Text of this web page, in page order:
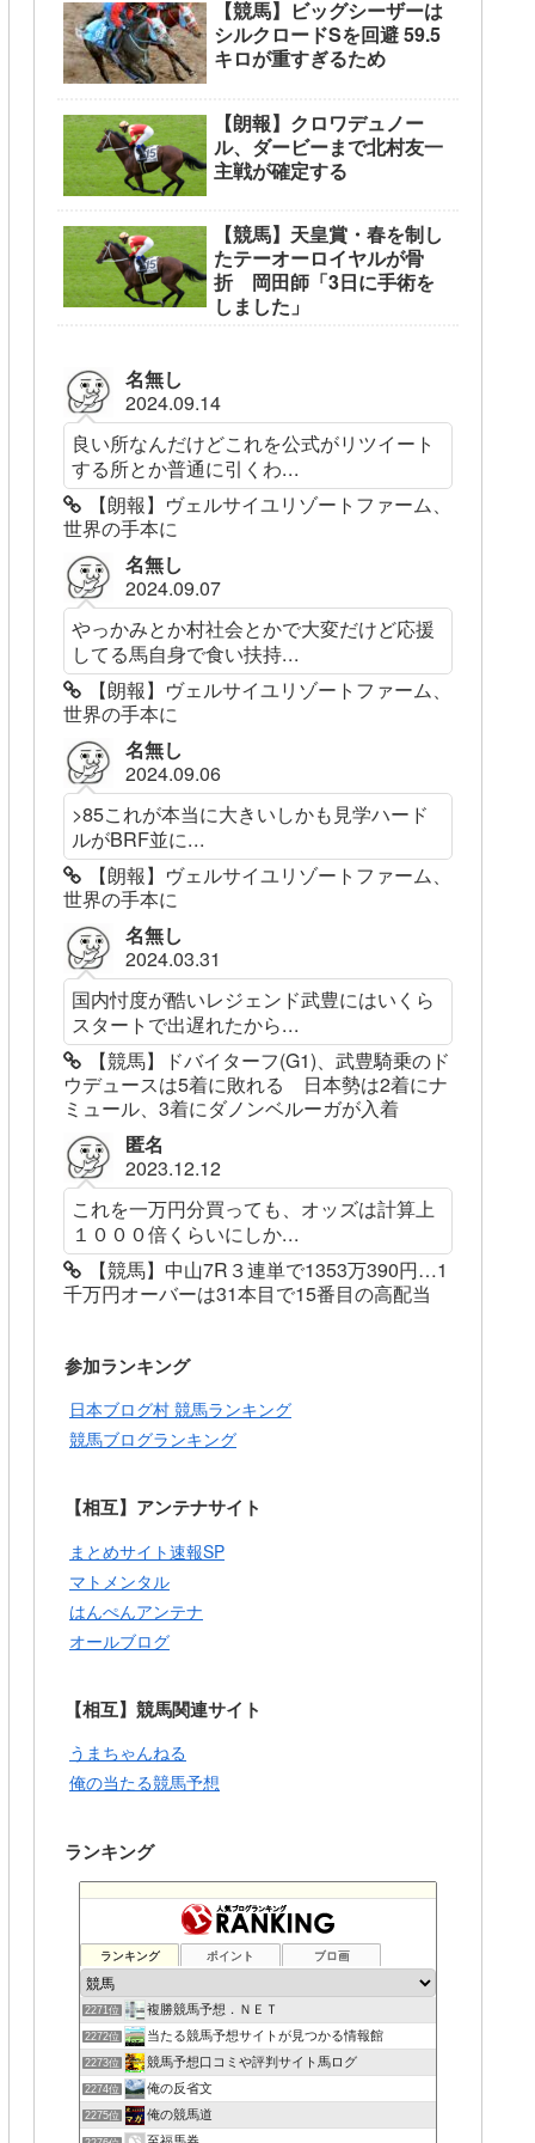
【競馬】ビッグシーザーは
シルクロードSを回避 59.5
キロが重すぎるため
【朗報】クロワデュノー
ル、ダービーまで北村友一
主戦が確定する
【競馬】天皇賞・春を制し
たテーオーロイヤルが骨
折 岡田師「3日に手術を
しました」
名無し
2024.09.14
良い所なんだけどこれを公式がリツイート
する所とか普通に引くわ...
【朗報】ヴェルサイユリゾートファーム、
世界の手本に
名無し
2024.09.07
やっかみとか村社会とかで大変だけど応援
してる馬自身で食い扶持...
【朗報】ヴェルサイユリゾートファーム、
世界の手本に
名無し
2024.09.06
>85これが本当に大きいしかも見学ハード
ルがBRF並に...
【朗報】ヴェルサイユリゾートファーム、
世界の手本に
名無し
2024.03.31
国内忖度が酷いレジェンド武豊にはいくら
スタートで出遅れたから...
【競馬】ドバイターフ(G1)、武豊騎乗のド
ウデュースは5着に敗れる 日本勢は2着にナ
ミュール、3着にダノンベルーガが入着
匿名
2023.12.12
これを一万円分買っても、オッズは計算上
１０００倍くらいにしか...
【競馬】中山7R３連単で1353万390円…1
千万円オーバーは31本目で15番目の高配当
参加ランキング
日本ブログ村 競馬ランキング
競馬ブログランキング
【相互】アンテナサイト
まとめサイト速報SP
マトメンタル
はんぺんアンテナ
オールブログ
【相互】競馬関連サイト
うまちゃんねる
俺の当たる競馬予想
ランキング
ランキング ポイント ブロ画
2271位 複勝競馬予想．ＮＥＴ
2272位 当たる競馬予想サイトが見つかる情報館
2273位 競馬予想口コミや評判サイト馬ログ
2274位 俺の反省文
2275位 俺の競馬道